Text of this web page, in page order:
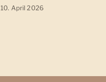
10. April 2026